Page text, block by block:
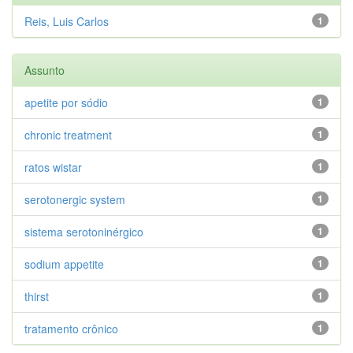
1
Reis, Luis Carlos
Assunto
1
apetite por sódio
1
chronic treatment
1
ratos wistar
1
serotonergic system
1
sistema serotoninérgico
1
sodium appetite
1
thirst
1
tratamento crônico